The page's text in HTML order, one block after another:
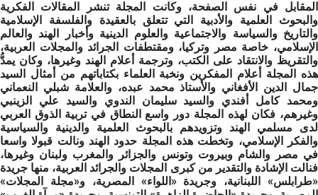
المقابل في نفس الصفحة، وكانت المجلة تنشر المقالات الفكرية
والبحوث العلمية والأدبية التي تتعلق بالعقيدة والفلسفة الإسلامية
والتاريخ والسياسة والاجتماعية والعلوم الدينية وأخبار الهند والعالم
الإسلامي، خاصة مصر وتركيا، ومقتطفات الجرائد والمجلات العربية،
والتقريظ والانتقاد على الكتب، وترجمة أعلام الهند وغيرها، وكان يمدُّ
هذه المجلة أعلام المفكرين ونخبة العلماء بكتاباتهم من أمثال السيد
جمال الدين الأفغاني والأستاذ محمد عبده، والعلامة شبلي النعماني
ومحمد كامل أفندي والسيد سليمان الندوي والسيد علي الزينبي
وغيرهم، فكان لهذه المجلة دور واسع النطاق في تربية الذوق العربي
لدى مسلمي الهند وتزويدهم بالبحوث العلمية والدينية والسياسية
والفكر الإسلامي، وتخطت هذه المجلة حدود الهند ونالت قبولا واسعا
في مصر والشام وبيروت وتونس والجزائر والمغرب ولبنان وغيرها،
فنالت الإشادة والتقدير من كبرى المجلات والجرائد العربية، منها جريدة
«طرابلس» اللبنانية، وجريدة «اللواء» المصرية، و«مجلة المجلات»